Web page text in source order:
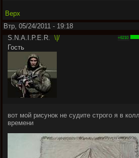
Верх
Втр, 05/24/2011 - 19:18
S.N.A.I.P.E.R. \|/
Гость
+6210
вот мой рисунок не судите строго я в
времени